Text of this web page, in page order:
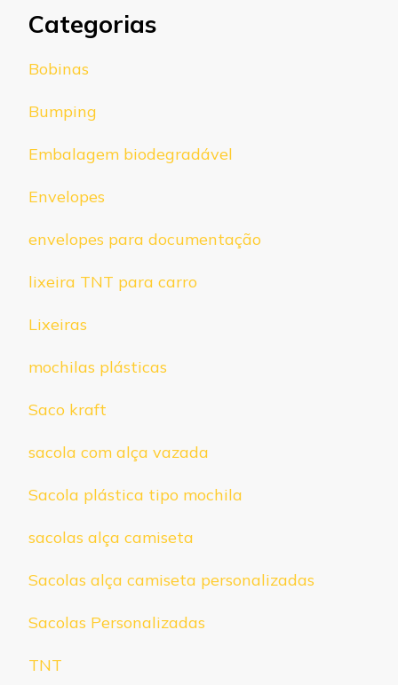
Categorias
Bobinas
Bumping
Embalagem biodegradável
Envelopes
envelopes para documentação
lixeira TNT para carro
Lixeiras
mochilas plásticas
Saco kraft
sacola com alça vazada
Sacola plástica tipo mochila
sacolas alça camiseta
Sacolas alça camiseta personalizadas
Sacolas Personalizadas
TNT